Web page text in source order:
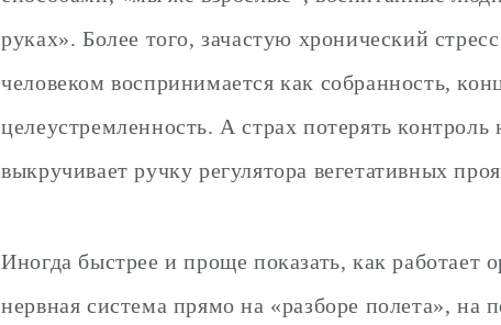
руках». Более того, зачастую хронический
человеком воспринимается как собранность,
целеустремленность. А страх потерять
выкручивает ручку регулятора вегетативных
Иногда быстрее и проще показать, как работает
нервная система прямо на «разборе полета», на